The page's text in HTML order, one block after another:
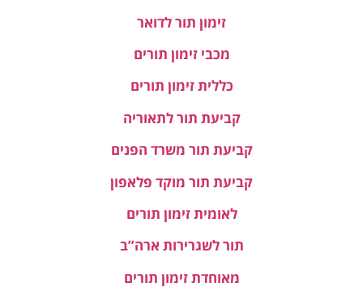
זימון תור לדואר
מכבי זימון תורים
כללית זימון תורים
קביעת תור לתאוריה
קביעת תור משרד הפנים
קביעת תור מוקד פלאפון
לאומית זימון תורים
תור לשגרירות ארה”ב
מאוחדת זימון תורים